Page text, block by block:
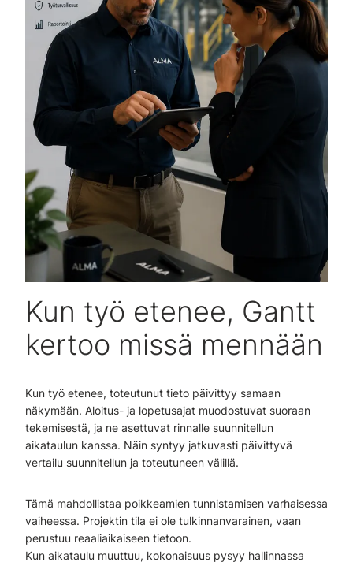
Kun työ etenee, Gantt
kertoo missä mennään
Kun työ etenee, toteutunut tieto päivittyy samaan
näkymään. Aloitus- ja lopetusajat muodostuvat suoraan
tekemisestä, ja ne asettuvat rinnalle suunnitellun
aikataulun kanssa. Näin syntyy jatkuvasti päivittyvä
vertailu suunnitellun ja toteutuneen välillä.
Tämä mahdollistaa poikkeamien tunnistamisen varhaisessa
vaiheessa. Projektin tila ei ole tulkinnanvarainen, vaan
perustuu reaaliaikaiseen tietoon.
Kun aikataulu muuttuu, kokonaisuus pysyy hallinnassa